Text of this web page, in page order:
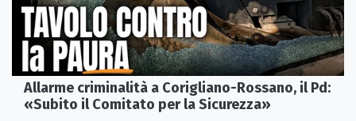
Allarme criminalità a Corigliano-Rossano, il Pd:
«Subito il Comitato per la Sicurezza»